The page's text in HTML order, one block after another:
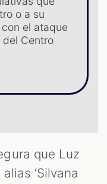
o a su
el ataque
Centro
que Luz
‘Silvana